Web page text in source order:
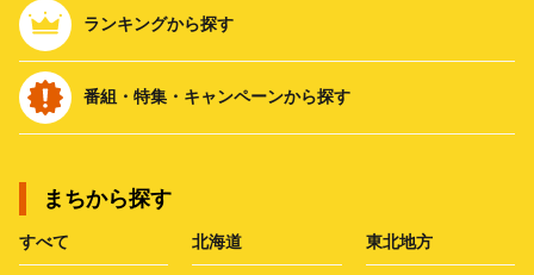
ランキングから探す
番組・特集・キャンペーンから探す
まちから探す
すべて 北海道 東北地方